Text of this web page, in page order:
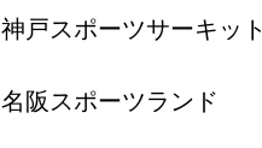
神戸スポーツサーキット
名阪スポーツランド